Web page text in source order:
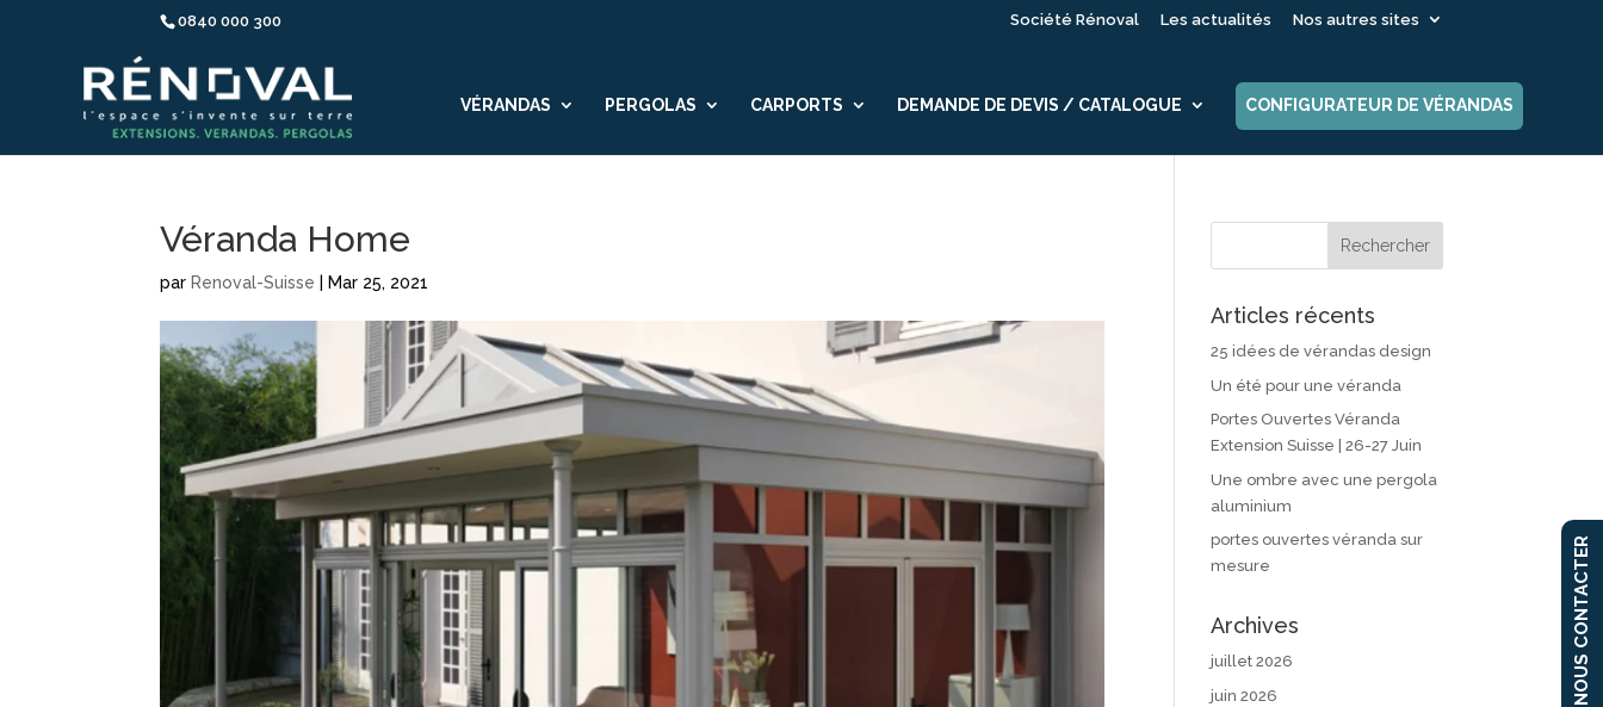
0840 000 300 Société Rénoval Les actualités Nos autres sites
VÉRANDAS PERGOLAS CARPORTS DEMANDE DE DEVIS / CATALOGUE CONFIGURATEUR DE VÉRANDAS
Véranda Home
par Renoval-Suisse Mar 25, 2021
Articles récents
25 idées de vérandas design
Un été pour une véranda
Portes Ouvertes Véranda
Extension Suisse | 26-27 Juin
Une ombre avec une pergola
aluminium
portes ouvertes véranda sur
mesure
Archives
juillet 2026
juin 2026
NOUS CONTACTER